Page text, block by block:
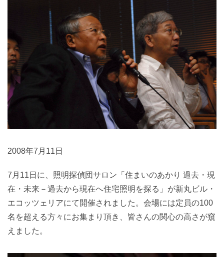
2008年7月11日
7月11日に、照明探偵団サロン「住まいのあかり 過去・現
在・未来－過去から現在へ住宅照明を探る」が新丸ビル・
エコッツェリアにて開催されました。会場には定員の100
名を超える方々にお集まり頂き、皆さんの関心の高さが窺
えました。